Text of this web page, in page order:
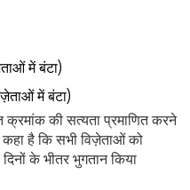
में बंटा)
में बंटा)
की सत्यता प्रमाणित करने
कहा है कि सभी विज़ेताओं को
के भीतर भुगतान किया